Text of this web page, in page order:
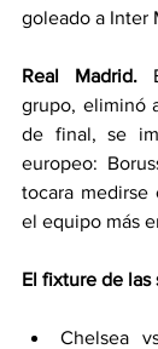
goleado a Inter
Real Madrid.
grupo, eliminó
de final, se
europeo:
tocara medirse
el equipo más
El fixture de las
Chelsea